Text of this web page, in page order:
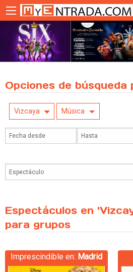
Opciones de búsqueda
Vizcaya Música
Espectáculos en
para grupos
Imprescindible en: Madrid